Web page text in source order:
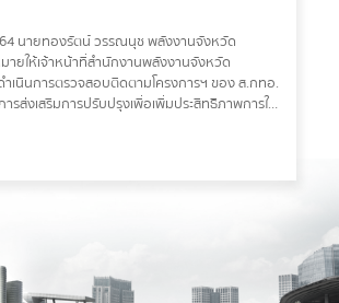
ารส่งเสริมการปรับปรุงเพื่อเพิ่มประสิทธิภาพการใช้
ยวิธีอุดหนุนผลประหยัด (DSM) ณ บริษัท ท่าฉาง
รรม จำกัด